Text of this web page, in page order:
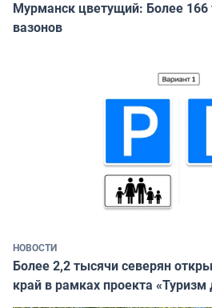
Мурманск цветущий: Более 166
вазонов
НОВОСТИ
Более 2,2 тысячи северян
край в рамках проекта «Туризм